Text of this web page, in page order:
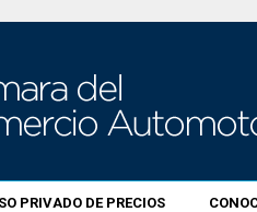
PRIVADO DE PRECIOS